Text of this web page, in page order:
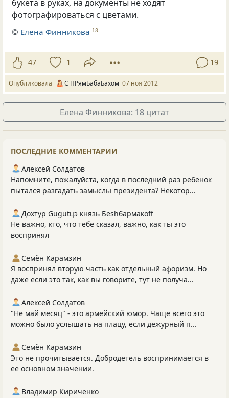
букета в руках, на документы не ходят
фотографироваться с цветами.
© Елена Финникова 18
47 1 19
Опубликовала С ПРямБабаБахом 07 ноя 2012
Елена Финникова: 18 цитат
ПОСЛЕДНИЕ КОММЕНТАРИИ
Алексей Солдатов
Напомните, пожалуйста, когда в последний раз ребенок
пытался разгадать замыслы президента? Некотор...
Дохтур Gugutцэ князь Беshбармакоff
Не важно, кто, что тебе сказал, важно, как ты это
воспринял
Семён Карамзин
Я воспринял вторую часть как отдельный афоризм. Но
даже если это так, как вы говорите, тут не получа...
Алексей Солдатов
"Не май месяц" - это армейский юмор. Чаще всего это
можно было услышать на плацу, если дежурный п...
Семён Карамзин
Это не прочитывается. Добродетель воспринимается в
ее основном значении.
Владимир Кириченко